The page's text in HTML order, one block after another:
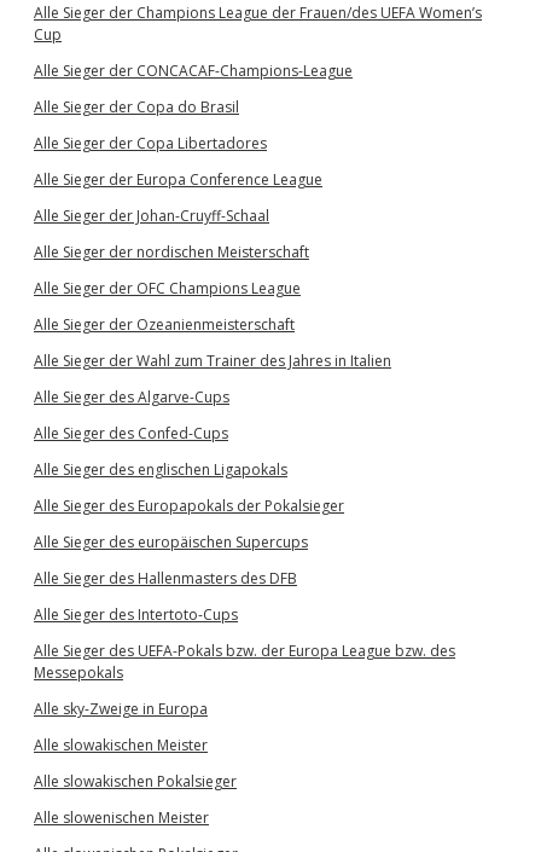
Alle Sieger der Champions League der Frauen/des UEFA Women’s
Cup
Alle Sieger der CONCACAF-Champions-League
Alle Sieger der Copa do Brasil
Alle Sieger der Copa Libertadores
Alle Sieger der Europa Conference League
Alle Sieger der Johan-Cruyff-Schaal
Alle Sieger der nordischen Meisterschaft
Alle Sieger der OFC Champions League
Alle Sieger der Ozeanienmeisterschaft
Alle Sieger der Wahl zum Trainer des Jahres in Italien
Alle Sieger des Algarve-Cups
Alle Sieger des Confed-Cups
Alle Sieger des englischen Ligapokals
Alle Sieger des Europapokals der Pokalsieger
Alle Sieger des europäischen Supercups
Alle Sieger des Hallenmasters des DFB
Alle Sieger des Intertoto-Cups
Alle Sieger des UEFA-Pokals bzw. der Europa League bzw. des
Messepokals
Alle sky-Zweige in Europa
Alle slowakischen Meister
Alle slowakischen Pokalsieger
Alle slowenischen Meister